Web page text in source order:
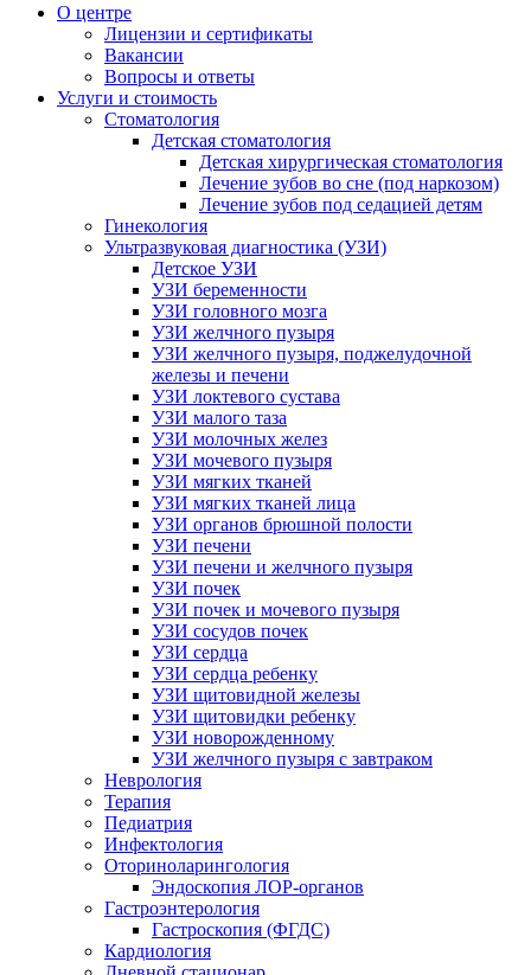
О центре
Лицензии и сертификаты
Вакансии
Вопросы и ответы
Услуги и стоимость
Стоматология
Детская стоматология
Детская хирургическая стоматология
Лечение зубов во сне (под наркозом)
Лечение зубов под седацией детям
Гинекология
Ультразвуковая диагностика (УЗИ)
Детское УЗИ
УЗИ беременности
УЗИ головного мозга
УЗИ желчного пузыря
УЗИ желчного пузыря, поджелудочной
железы и печени
УЗИ локтевого сустава
УЗИ малого таза
УЗИ молочных желез
УЗИ мочевого пузыря
УЗИ мягких тканей
УЗИ мягких тканей лица
УЗИ органов брюшной полости
УЗИ печени
УЗИ печени и желчного пузыря
УЗИ почек
УЗИ почек и мочевого пузыря
УЗИ сосудов почек
УЗИ сердца
УЗИ сердца ребенку
УЗИ щитовидной железы
УЗИ щитовидки ребенку
УЗИ новорожденному
УЗИ желчного пузыря с завтраком
Неврология
Терапия
Педиатрия
Инфектология
Оториноларингология
Эндоскопия ЛОР-органов
Гастроэнтерология
Гастроскопия (ФГДС)
Кардиология